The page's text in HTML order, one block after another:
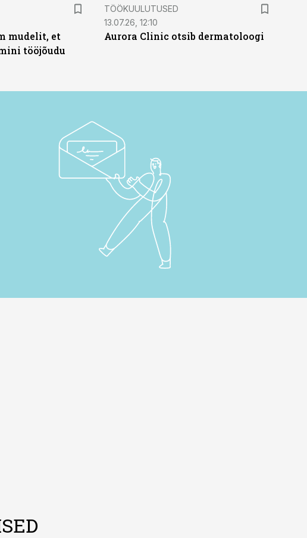
mudelit, et
tööjõudu
ST
TÖÖKUULUTUSED
13.07.26, 12:10
Aurora Clinic otsib dermatoloogi